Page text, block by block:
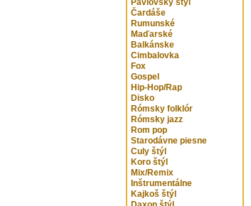
Pavlovský štýl
Čardáše
Rumunské
Maďarské
Balkánske
Cimbalovka
Fox
Gospel
Hip-Hop/Rap
Disko
Rómsky folklór
Rómsky jazz
Rom pop
Starodávne piesne
Culy štýl
Koro štýl
Mix/Remix
Inštrumentálne
Kajkoš štýl